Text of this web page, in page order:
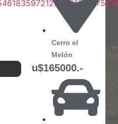
Cerro el
Melón
u$165000.-